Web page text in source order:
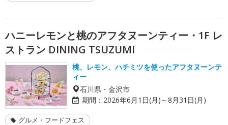
ハニーレモンと桃のアフタヌーンティー・1F レ
ストラン DINING TSUZUMI
桃、レモン、ハチミツを使ったアフタヌーンテ
ィー
石川県・金沢市
期間： 2026年6月1日(月)～8月31日(月)
グルメ・フードフェス